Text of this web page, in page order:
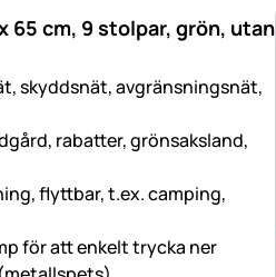
65 cm, 9 stolpar, grön, utan
skyddsnät, avgränsningsnät,
rabatter, grönsaksland,
flyttbar, t.ex. camping,
för att enkelt trycka ner